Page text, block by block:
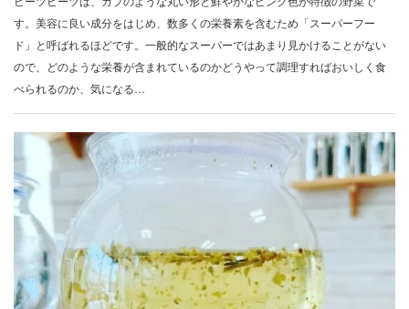
す。美容に良い成分をはじめ、数多くの栄養素を含むため「スーパーフー
ド」と呼ばれるほどです。一般的なスーパーではあまり見かけることがない
ので、どのような栄養が含まれているのかどうやって調理すればおいしく食
べられるのか、気になる…